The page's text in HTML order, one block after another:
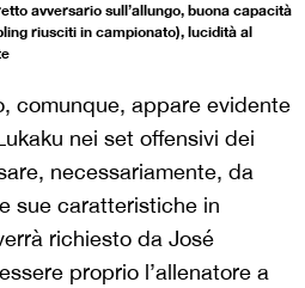
avversario sull’allungo, buona capacità
riusciti in campionato), lucidità al
comunque, appare evidente
nei set offensivi dei
necessariamente, da
sue caratteristiche in
richiesto da José
proprio l’allenatore a